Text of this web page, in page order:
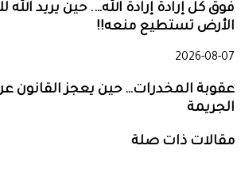
فوق كل إرادة إرادة الله…. حين يريد الله
الأرض تستطيع منعه!!
2026-08-07
عقوبة المخدرات… حين يعجز القانون
الجريمة
مقالات ذات صلة